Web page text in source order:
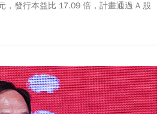
，發行本益比 17.09 倍，計畫通過 A 股
幣（43 億美元），這將創下自 2015 年